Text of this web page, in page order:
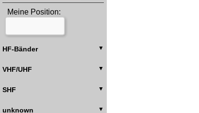
Meine Position:
HF-Bänder
VHF/UHF
SHF
unknown